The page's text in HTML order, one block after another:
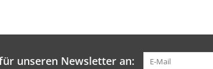
unseren Newsletter an: